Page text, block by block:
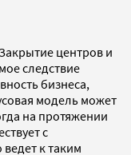
центров и
следствие
бизнеса,
модель может
на протяжении
с
к таким